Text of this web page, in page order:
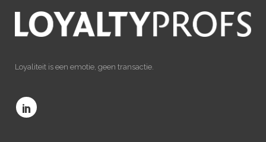
Loyaliteit is een emotie, geen transactie.